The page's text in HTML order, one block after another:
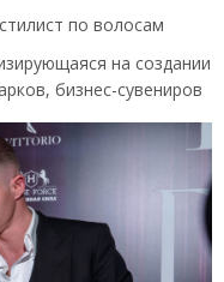
по волосам
на создании
бизнес-сувениров